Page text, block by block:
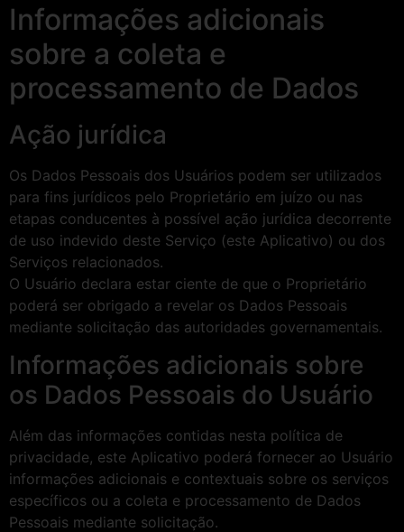
Informações adicionais
sobre a coleta e
processamento de Dados
Ação jurídica
Os Dados Pessoais dos Usuários podem ser utilizados
para fins jurídicos pelo Proprietário em juízo ou nas
etapas conducentes à possível ação jurídica decorrente
de uso indevido deste Serviço (este Aplicativo) ou dos
Serviços relacionados.
O Usuário declara estar ciente de que o Proprietário
poderá ser obrigado a revelar os Dados Pessoais
mediante solicitação das autoridades governamentais.
Informações adicionais sobre
os Dados Pessoais do Usuário
Além das informações contidas nesta política de
privacidade, este Aplicativo poderá fornecer ao Usuário
informações adicionais e contextuais sobre os serviços
específicos ou a coleta e processamento de Dados
Pessoais mediante solicitação.